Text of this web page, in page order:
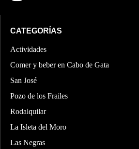
CATEGORÍAS
Actividades
Comer y beber en Cabo de Gata
San José
Pozo de los Frailes
Rodalquilar
La Isleta del Moro
Las Negras